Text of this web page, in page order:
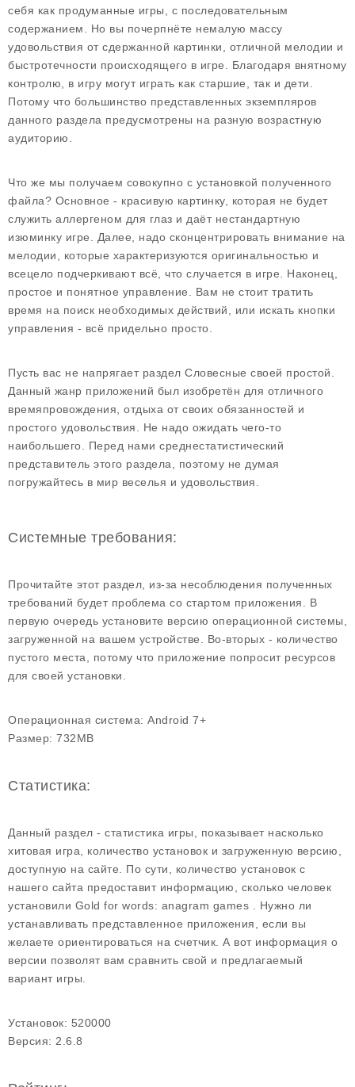
себя как продуманные игры, с последовательным
содержанием. Но вы почерпнёте немалую массу
удовольствия от сдержанной картинки, отличной мелодии и
быстротечности происходящего в игре. Благодаря внятному
контролю, в игру могут играть как старшие, так и дети.
Потому что большинство представленных экземпляров
данного раздела предусмотрены на разную возрастную
аудиторию.
Что же мы получаем совокупно с установкой полученного
файла? Основное - красивую картинку, которая не будет
служить аллергеном для глаз и даёт нестандартную
изюминку игре. Далее, надо сконцентрировать внимание на
мелодии, которые характеризуются оригинальностью и
всецело подчеркивают всё, что случается в игре. Наконец,
простое и понятное управление. Вам не стоит тратить
время на поиск необходимых действий, или искать кнопки
управления - всё придельно просто.
Пусть вас не напрягает раздел Словесные своей простой.
Данный жанр приложений был изобретён для отличного
времяпровождения, отдыха от своих обязанностей и
простого удовольствия. Не надо ожидать чего-то
наибольшего. Перед нами среднестатистический
представитель этого раздела, поэтому не думая
погружайтесь в мир веселья и удовольствия.
Системные требования:
Прочитайте этот раздел, из-за несоблюдения полученных
требований будет проблема со стартом приложения. В
первую очередь установите версию операционной системы,
загруженной на вашем устройстве. Во-вторых - количество
пустого места, потому что приложение попросит ресурсов
для своей установки.
Операционная система: Android 7+
Размер: 732MB
Статистика:
Данный раздел - статистика игры, показывает насколько
хитовая игра, количество установок и загруженную версию,
доступную на сайте. По сути, количество установок с
нашего сайта предоставит информацию, сколько человек
установили Gold for words: anagram games . Нужно ли
устанавливать представленное приложения, если вы
желаете ориентироваться на счетчик. А вот информация о
версии позволят вам сравнить свой и предлагаемый
вариант игры.
Установок: 520000
Версия: 2.6.8